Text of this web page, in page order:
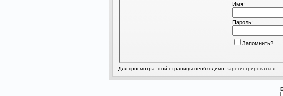
Имя:
Пароль:
Запомнить?
Для просмотра этой страницы необходимо зарегистрироваться